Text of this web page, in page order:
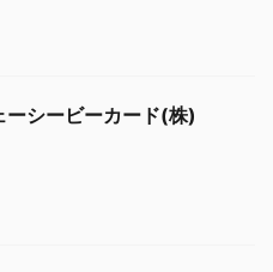
ーシービーカード(株)